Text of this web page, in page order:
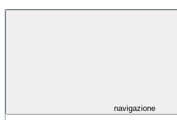
navigazione